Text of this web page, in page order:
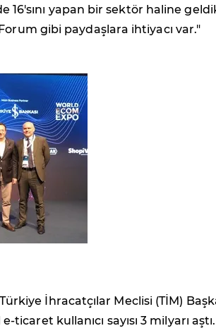
yapan bir sektör haline
gibi paydaşlara ihtiyacı var."
İhracatçılar Meclisi (TİM)
ticaret kullanıcı sayısı 3 milyarı